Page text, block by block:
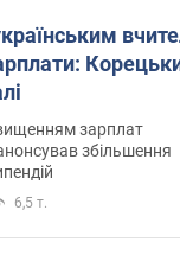
зарплат
збільшення
6,5 т.